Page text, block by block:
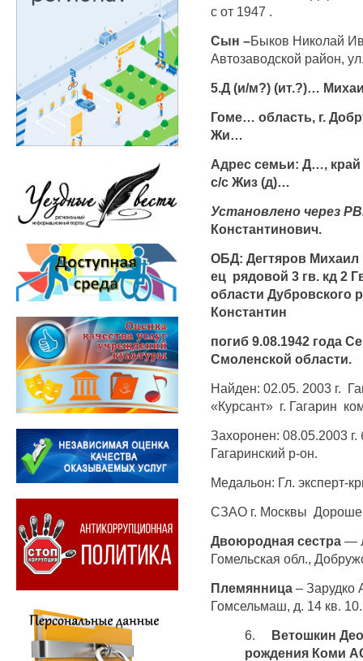
с от 1947 .
Сын –Быков Николай
Автозаводской район,
5.Д (и/м?) (ит.?)…
Гоме… область, г.
Жи…
Адрес семьи: Д…,
с/с Жиз (д)…
Установлено через
Константинович.
ОБД: Дегтяров Михаил
ец рядовой 3 гв. кд 2
области Дубровского
Константин
погиб 9.08.1942 года
Смоленской области.
Найден: 02.05. 2003 г.
«Курсант» г. Гагарин
Захоронен: 08.05.2003
Гагаринский р-он.
Медальон: Гл. эксперт-
СЗАО г. Москвы
Двоюродная сестра —
Гомельская обл.,
Племянница – Зарудко
Гомсельмаш, д. 14 кв. 10.
6. Ветошкин
рождения Коми